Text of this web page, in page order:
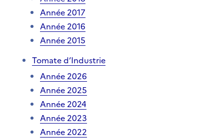
Année 2017
Année 2016
Année 2015
Tomate d’Industrie
Année 2026
Année 2025
Année 2024
Année 2023
Année 2022